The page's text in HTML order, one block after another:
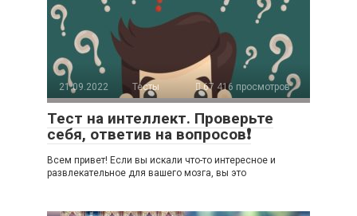
21.09.2022 Тесты 67 416 просмотров
Тест на интеллект. Проверьте
себя, ответив на вопросов❗
Всем привет! Если вы искали что-то интересное и
развлекательное для вашего мозга, вы это